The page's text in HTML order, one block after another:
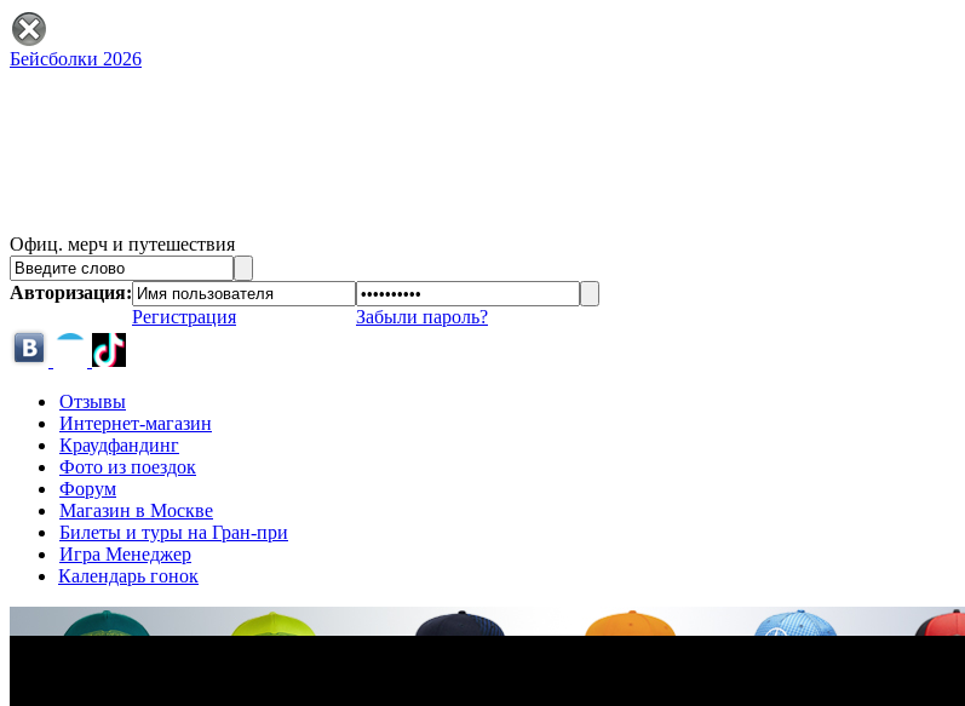
Бейсболки 2026
Офиц. мерч и путешествия
Авторизация:
Регистрация
Забыли пароль?
Отзывы
Интернет-магазин
Краудфандинг
Фото из поездок
Форум
Магазин в Москве
Билеты и туры на Гран-при
Игра Менеджер
Календарь гонок